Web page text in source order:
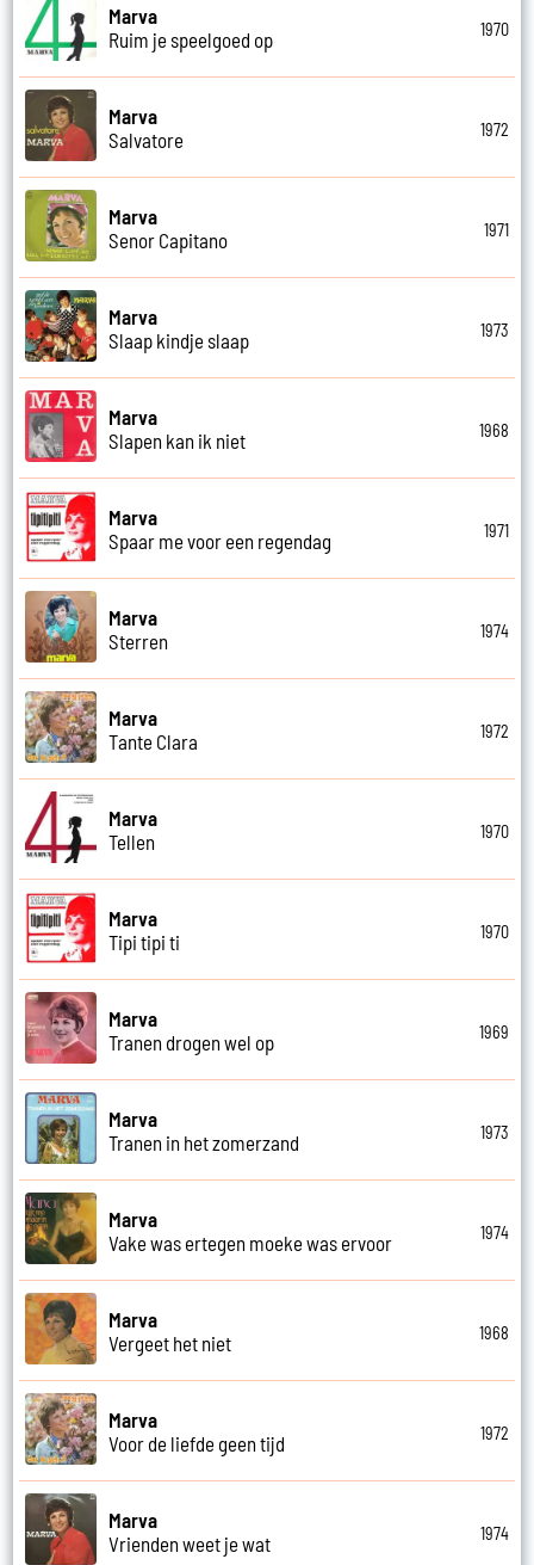
Marva
Ruim je speelgoed op
1970
Marva
Salvatore
1972
Marva
Senor Capitano
1971
Marva
Slaap kindje slaap
1973
Marva
Slapen kan ik niet
1968
Marva
Spaar me voor een regendag
1971
Marva
Sterren
1974
Marva
Tante Clara
1972
Marva
Tellen
1970
Marva
Tipi tipi ti
1970
Marva
Tranen drogen wel op
1969
Marva
Tranen in het zomerzand
1973
Marva
Vake was ertegen moeke was ervoor
1974
Marva
Vergeet het niet
1968
Marva
Voor de liefde geen tijd
1972
Marva
Vrienden weet je wat
1974